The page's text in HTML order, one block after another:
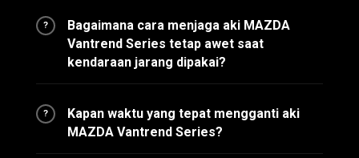
?
Bagaimana cara menjaga aki MAZDA
Vantrend Series tetap awet saat
kendaraan jarang dipakai?
?
Kapan waktu yang tepat mengganti aki
MAZDA Vantrend Series?